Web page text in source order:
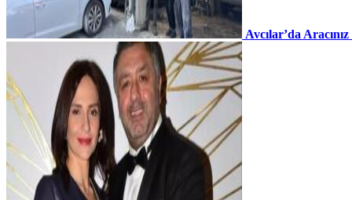
Avcılar’da